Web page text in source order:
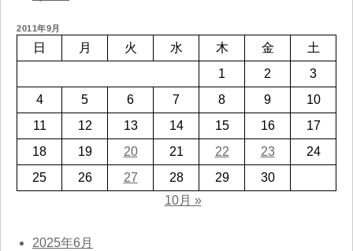
2011年9月
日 月 火 水 木 金
土
1
2
3
4
5 6 7 8 9
10
11
12 13 14 15 16
17
18
19 20 21 22 23
24
25
26 27 28 29
30
10月 »
2025年6月